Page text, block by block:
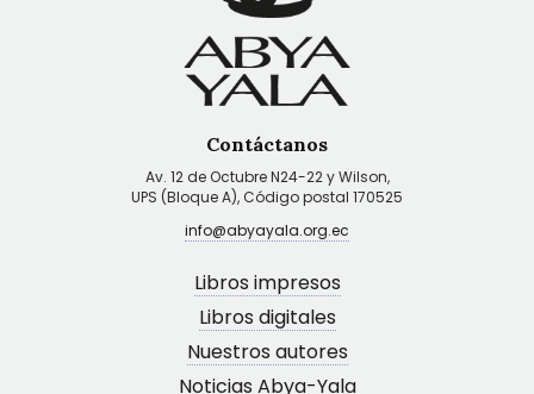
Contáctanos
Av. 12 de Octubre N24-22 y Wilson,
UPS (Bloque A), Código postal 170525
info@abyayala.org.ec
Libros impresos
Libros digitales
Nuestros autores
Noticias Abya-Yala